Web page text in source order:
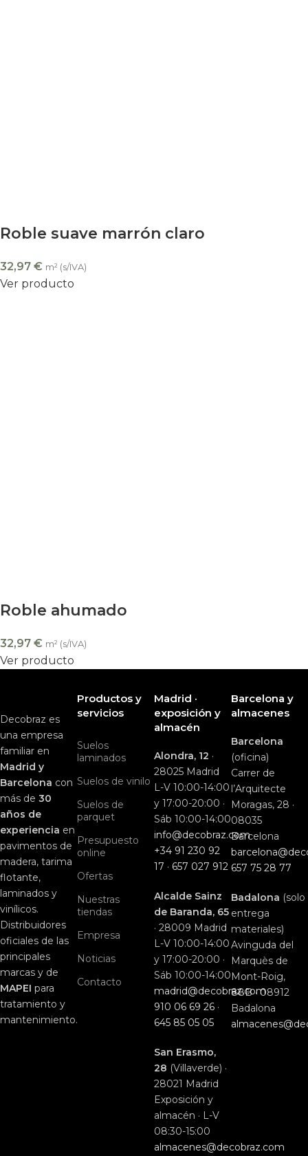
Roble suave marrón claro
32,97 € m² (s/IVA)
Ver producto
Roble ahumado
32,97 € m² (s/IVA)
Ver producto
Decobraz es
una empresa
familiar en
Madrid y
Barcelona con
más de 30
años de
experiencia en
pavimentos de
madera, tarima
flotante,
laminados y
vinílicos.
Distribuidores
oficiales de las
principales
marcas y de
MAPEI para
tratamiento y
mantenimiento.
Productos y
servicios
Suelos
laminados
Suelos de vinilo
Suelos de
parquet
Presupuesto
online
Ofertas
Nuestras
tiendas
Empresa
Noticias
Contacto
Madrid ·
exposición y
almacén
Alondra, 12 ·
28025 Madrid
L-V 10:00-14:00
y 17:00-20:00 ·
Sáb 10:00-14:00
info@decobraz.com
+34 91 230 92
17 · 657 027 912
Alcalde Sainz
de Baranda, 65
· 28009 Madrid
L-V 10:00-14:00
y 17:00-20:00 ·
Sáb 10:00-14:00
madrid@decobraz.com
910 06 69 26 ·
645 85 05 05
San Erasmo,
28 (Villaverde) ·
28021 Madrid
Exposición y
almacén · L-V
08:30-15:00
almacenes@decobraz.com
Barcelona y
almacenes
Barcelona
(oficina)
Carrer de
l’Arquitecte
Moragas, 28 ·
08035
Barcelona
657 75 28 77
Badalona (solo
entrega
materiales)
Avinguda del
Marquès de
Mont-Roig,
88B · 08912
Badalona